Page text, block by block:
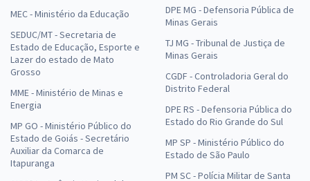
MEC - Ministério da Educação
SEDUC/MT - Secretaria de
Estado de Educação, Esporte e
Lazer do estado de Mato
Grosso
MME - Ministério de Minas e
Energia
MP GO - Ministério Público do
Estado de Goiás - Secretário
Auxiliar da Comarca de
Itapuranga
DPE MG - Defensoria Pública de
Minas Gerais
TJ MG - Tribunal de Justiça de
Minas Gerais
CGDF - Controladoria Geral do
Distrito Federal
DPE RS - Defensoria Pública do
Estado do Rio Grande do Sul
MP SP - Ministério Público do
Estado de São Paulo
PM SC - Polícia Militar de Santa